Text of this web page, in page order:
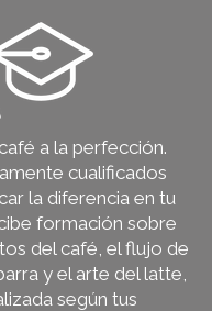
a la perfección.
cualificados
la diferencia en tu
formación sobre
del café, el flujo de
y el arte del latte,
según tus